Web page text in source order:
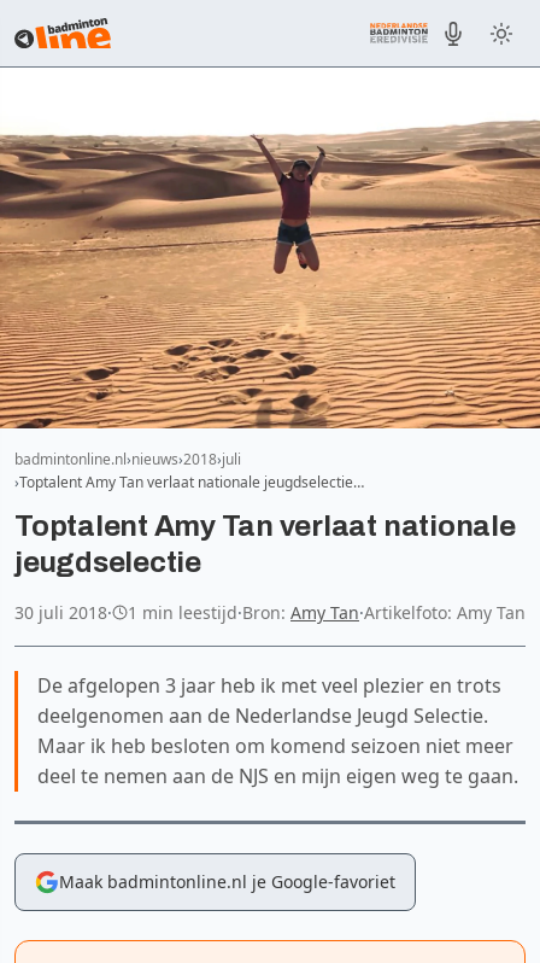
badmintonline.nl nieuws 2018 juli
Toptalent Amy Tan verlaat nationale jeugdselectie…
Toptalent Amy Tan verlaat nationale
jeugdselectie
30 juli 2018· 1 min leestijd·Bron: Amy Tan·Artikelfoto: Amy Tan
De afgelopen 3 jaar heb ik met veel plezier en trots
deelgenomen aan de Nederlandse Jeugd Selectie.
Maar ik heb besloten om komend seizoen niet meer
deel te nemen aan de NJS en mijn eigen weg te gaan.
Maak badmintonline.nl je Google-favoriet